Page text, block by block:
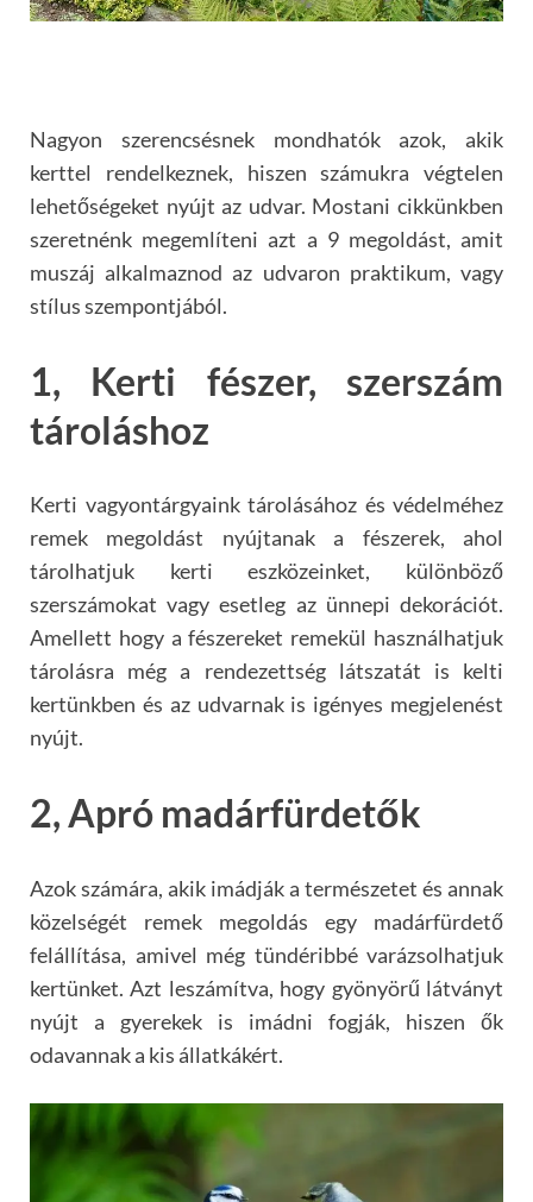
Nagyon szerencsésnek mondhatók azok, akik
kerttel rendelkeznek, hiszen számukra végtelen
lehetőségeket nyújt az udvar. Mostani cikkünkben
szeretnénk megemlíteni azt a 9 megoldást, amit
muszáj alkalmaznod az udvaron praktikum, vagy
stílus szempontjából.
1, Kerti fészer, szerszám
tároláshoz
Kerti vagyontárgyaink tárolásához és védelméhez
remek megoldást nyújtanak a fészerek, ahol
tárolhatjuk kerti eszközeinket, különböző
szerszámokat vagy esetleg az ünnepi dekorációt.
Amellett hogy a fészereket remekül használhatjuk
tárolásra még a rendezettség látszatát is kelti
kertünkben és az udvarnak is igényes megjelenést
nyújt.
2, Apró madárfürdetők
Azok számára, akik imádják a természetet és annak
közelségét remek megoldás egy madárfürdető
felállítása, amivel még tündéribbé varázsolhatjuk
kertünket. Azt leszámítva, hogy gyönyörű látványt
nyújt a gyerekek is imádni fogják, hiszen ők
odavannak a kis állatkákért.